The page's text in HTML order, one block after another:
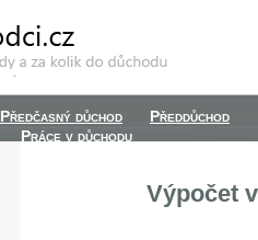
Předčasný důchod
Předdůchod
Práce v důchodu
Výpočet